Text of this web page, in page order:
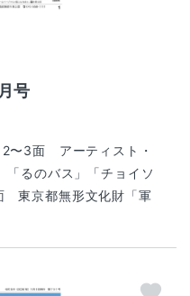
号
3面 アーティスト・
るのバス」「チョイソ
東京都無形文化財「軍